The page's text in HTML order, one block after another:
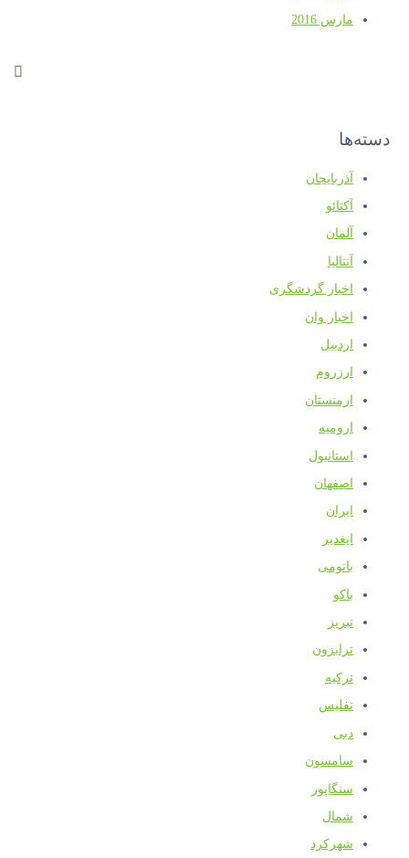
مارس 2016
دسته‌ها
آذربایجان
آکتائو
آلمان
آنتالیا
اخبار گردشگری
اخبار وان
اردبیل
ارزروم
ارمنستان
ارومیه
استانبول
اصفهان
ایران
ایغدیر
باتومی
باکو
تبریز
ترابزون
ترکیه
تفلیس
دبی
سامسون
سنگاپور
شمال
شهرکرد